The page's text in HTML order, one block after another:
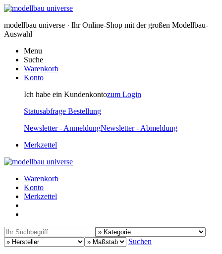
modellbau universe · Ihr Online-Shop mit der großen Modellbau-
Auswahl
Menu
Suche
Warenkorb
Konto
Ich habe ein Kundenkontozum Login
Statusabfrage Bestellung
Newsletter - AnmeldungNewsletter - Abmeldung
Merkzettel
Warenkorb
Konto
Merkzettel
Suchen